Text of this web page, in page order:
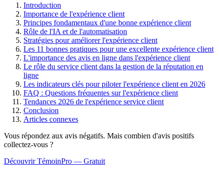
Introduction
Importance de l'expérience client
Principes fondamentaux d'une bonne expérience client
Rôle de l'IA et de l'automatisation
Stratégies pour améliorer l'expérience client
Les 11 bonnes pratiques pour une excellente expérience client
L'importance des avis en ligne dans l'expérience client
Le rôle du service client dans la gestion de la réputation en
ligne
Les indicateurs clés pour piloter l'expérience client en 2026
FAQ : Questions fréquentes sur l'expérience client
Tendances 2026 de l'expérience service client
Conclusion
Articles connexes
Vous répondez aux avis négatifs. Mais combien d'avis positifs
collectez-vous ?
Découvrir TémoinPro — Gratuit